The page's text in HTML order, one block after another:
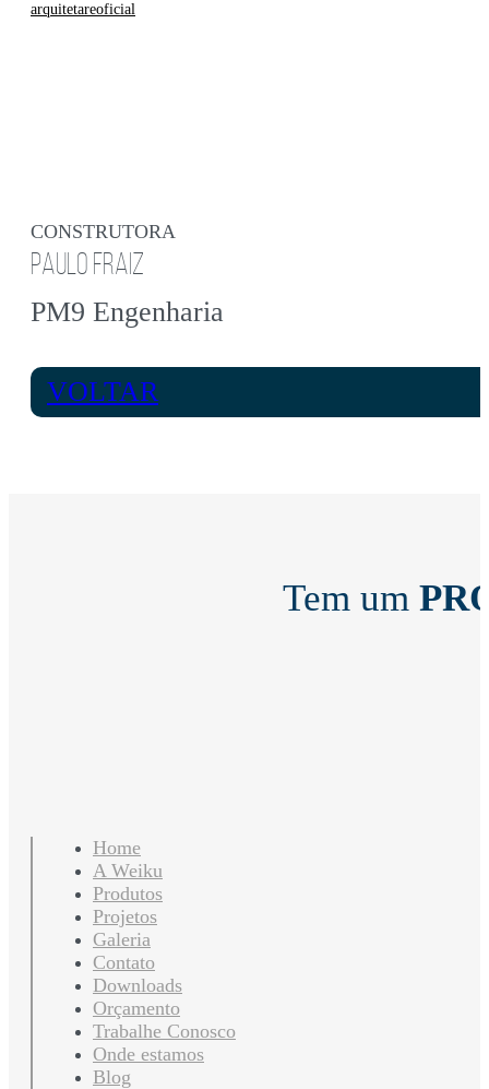
arquitetareoficial
CONSTRUTORA
PAULO FRAIZ
PM9 Engenharia
VOLTAR
Tem um
Home
A Weiku
Produtos
Projetos
Galeria
Contato
Downloads
Orçamento
Trabalhe Conosco
Onde estamos
Blog